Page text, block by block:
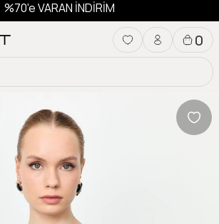
%70'e VARAN İNDİRİM
0